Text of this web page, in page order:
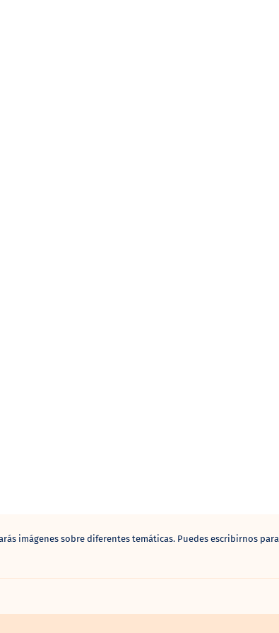
imágenes sobre diferentes temáticas. Puedes escribirnos para